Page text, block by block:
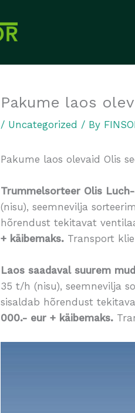
Pakume laos
/ Uncategorized / By
Pakume laos olevaid Olis
Trummelsorteer Olis
(nisu), seemnevilja
hõrendust tekitavat
+ käibemaks. Transport
Laos saadaval suurem
35 t/h (nisu), seemnevilja
sisaldab hõrendust
000.- eur + käibemaks.